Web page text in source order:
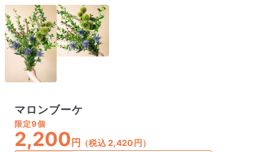
マロンブーケ
限定9個
2,200 円 （税込 2,420円）